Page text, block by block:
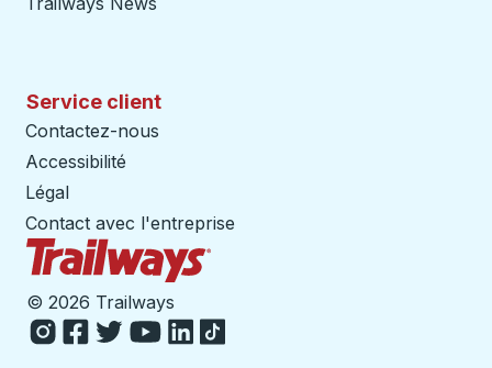
Service client
Contactez-nous
Accessibilité
Légal
Contact avec l'entreprise
© 2026 Trailways